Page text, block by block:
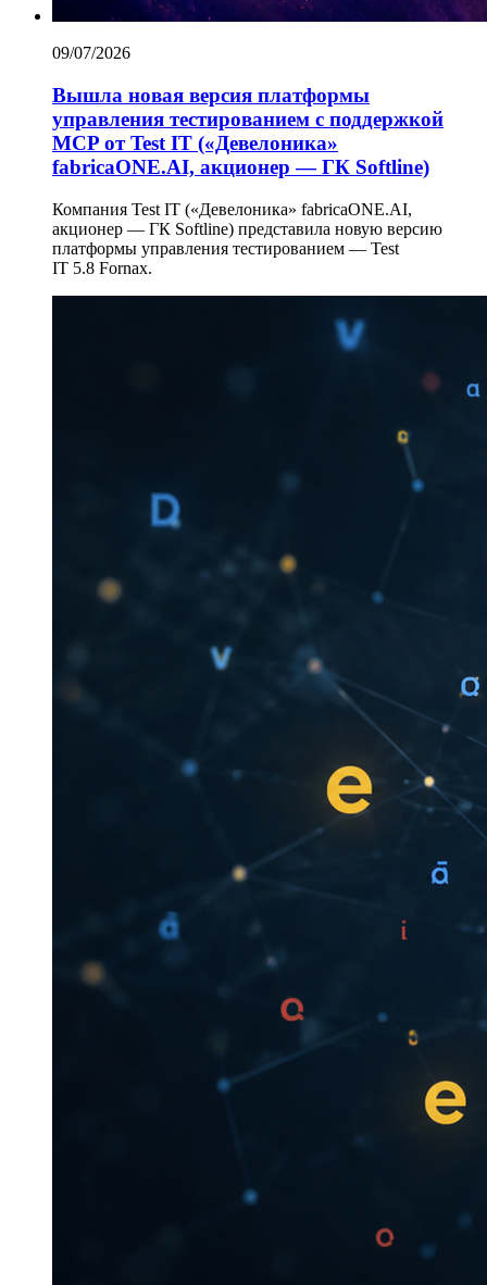
09/07/2026
Вышла новая версия платформы
управления тестированием с поддержкой
MCP от Test IT («Девелоника»
fabricaONE.AI, акционер — ГК Softline)
Компания Test IT («Девелоника» fabricaONE.AI,
акционер — ГК Softline) представила новую версию
платформы управления тестированием — Test
IT 5.8 Fornax.